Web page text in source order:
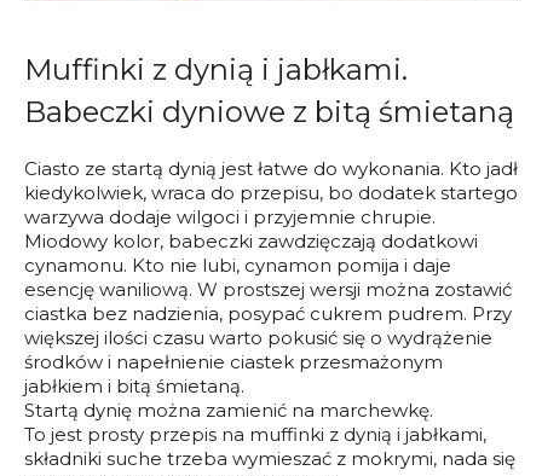
Muffinki z dynią i jabłkami.
Babeczki dyniowe z bitą śmietaną
Ciasto ze startą dynią jest łatwe do wykonania. Kto jadł
kiedykolwiek, wraca do przepisu, bo dodatek startego
warzywa dodaje wilgoci i przyjemnie chrupie.
Miodowy kolor, babeczki zawdzięczają dodatkowi
cynamonu. Kto nie lubi, cynamon pomija i daje
esencję waniliową. W prostszej wersji można zostawić
ciastka bez nadzienia, posypać cukrem pudrem. Przy
większej ilości czasu warto pokusić się o wydrążenie
środków i napełnienie ciastek przesmażonym
jabłkiem i bitą śmietaną.
Startą dynię można zamienić na marchewkę.
To jest prosty przepis na muffinki z dynią i jabłkami,
składniki suche trzeba wymieszać z mokrymi, nada się